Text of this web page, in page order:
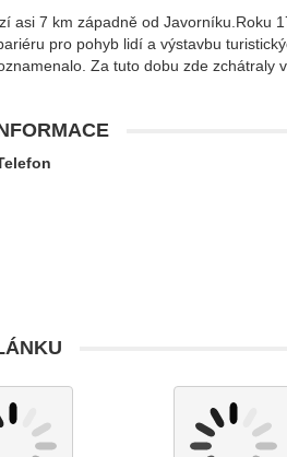
asi 7 km západně od Javorníku.Roku
pro pohyb lidí a výstavbu
Za tuto dobu zde zchátraly